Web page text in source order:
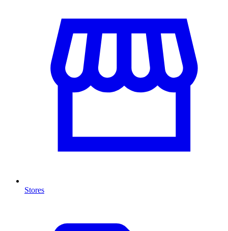
Stores